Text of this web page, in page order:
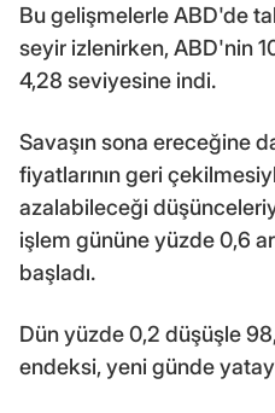
Bu gelişmelerle ABD'de
seyir izlenirken, ABD'nin
4,28 seviyesine indi.
Savaşın sona ereceğine
fiyatlarının geri
azalabileceği
işlem gününe yüzde 0,6
başladı.
Dün yüzde 0,2 düşüşle
endeksi, yeni günde